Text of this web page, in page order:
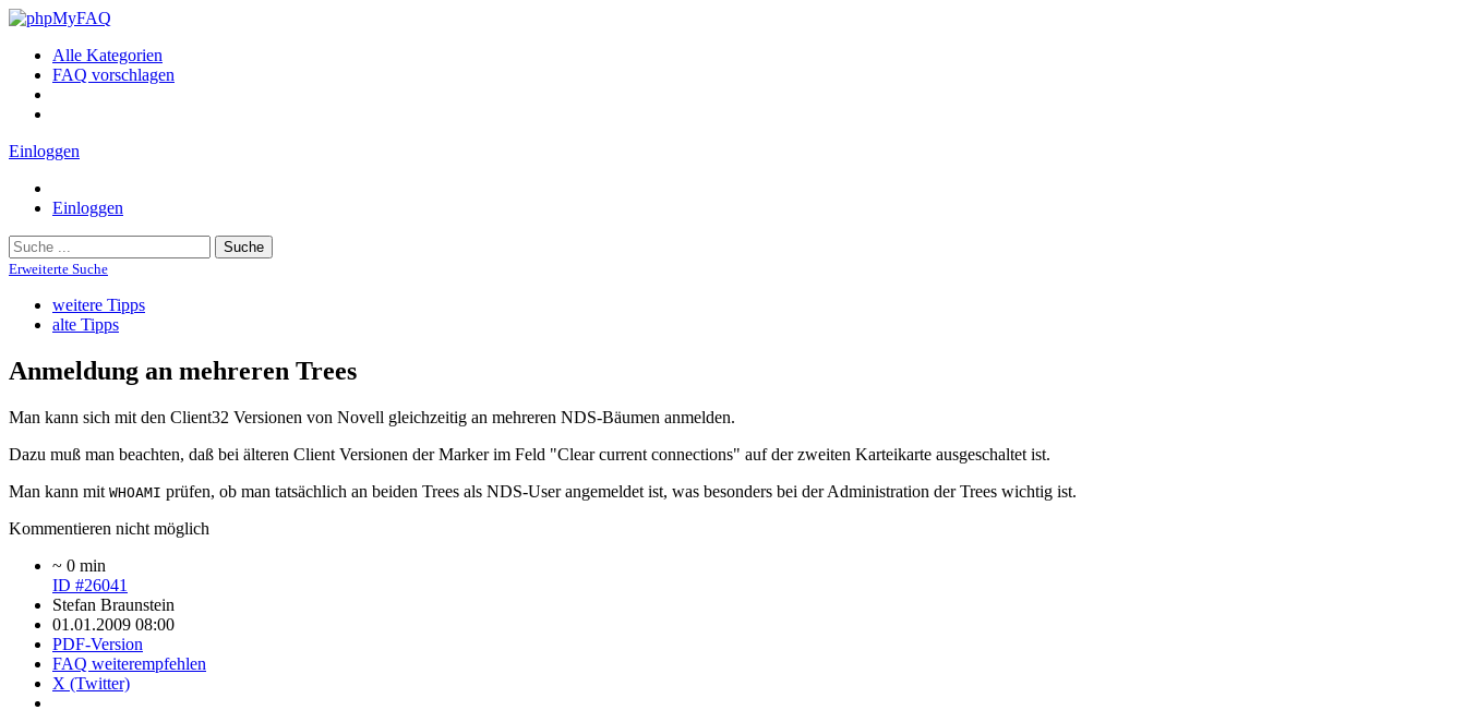
Alle Kategorien
FAQ vorschlagen
Einloggen
Einloggen
Suche
Erweiterte Suche
weitere Tipps
alte Tipps
Anmeldung an mehreren Trees
Man kann sich mit den Client32 Versionen von Novell gleichzeitig an mehreren NDS-Bäumen anmelden.
Dazu muß man beachten, daß bei älteren Client Versionen der Marker im Feld "Clear current connections" auf der zweiten Karteikarte ausgeschaltet ist.
Man kann mit WHOAMI prüfen, ob man tatsächlich an beiden Trees als NDS-User angemeldet ist, was besonders bei der Administration der Trees wichtig ist.
Kommentieren nicht möglich
~ 0 min
ID #26041
Stefan Braunstein
01.01.2009 08:00
PDF-Version
FAQ weiterempfehlen
X (Twitter)